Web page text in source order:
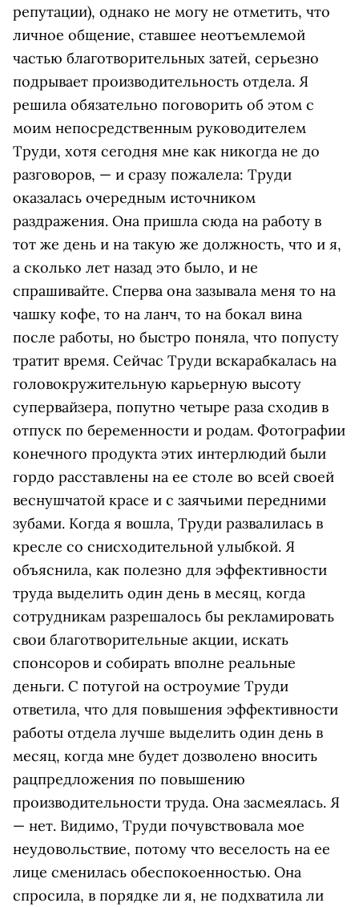
репутации), однако не могу не отметить, что
личное общение, ставшее неотъемлемой
частью благотворительных затей, серьезно
подрывает производительность отдела. Я
решила обязательно поговорить об этом с
моим непосредственным руководителем
Труди, хотя сегодня мне как никогда не до
разговоров, — и сразу пожалела: Труди
оказалась очередным источником
раздражения. Она пришла сюда на работу в
тот же день и на такую же должность, что и я,
а сколько лет назад это было, и не
спрашивайте. Сперва она зазывала меня то на
чашку кофе, то на ланч, то на бокал вина
после работы, но быстро поняла, что попусту
тратит время. Сейчас Труди вскарабкалась на
головокружительную карьерную высоту
супервайзера, попутно четыре раза сходив в
отпуск по беременности и родам. Фотографии
конечного продукта этих интерлюдий были
гордо расставлены на ее столе во всей своей
веснушчатой красе и с заячьими передними
зубами. Когда я вошла, Труди развалилась в
кресле со снисходительной улыбкой. Я
объяснила, как полезно для эффективности
труда выделить один день в месяц, когда
сотрудникам разрешалось бы рекламировать
свои благотворительные акции, искать
спонсоров и собирать вполне реальные
деньги. С потугой на остроумие Труди
ответила, что для повышения эффективности
работы отдела лучше выделить один день в
месяц, когда мне будет дозволено вносить
рацпредложения по повышению
производительности труда. Она засмеялась. Я
— нет. Видимо, Труди почувствовала мое
неудовольствие, потому что веселость на ее
лице сменилась обеспокоенностью. Она
спросила, в порядке ли я, не подхватила ли